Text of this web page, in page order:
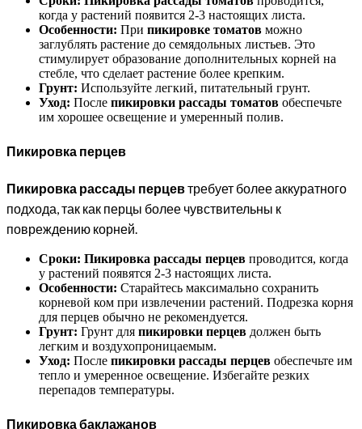
когда у растений появится 2-3 настоящих листа.
Особенности: При пикировке томатов можно
заглублять растение до семядольных листьев. Это
стимулирует образование дополнительных корней на
стебле, что сделает растение более крепким.
Грунт: Используйте легкий, питательный грунт.
Уход: После пикировки рассады томатов обеспечьте
им хорошее освещение и умеренный полив.
Пикировка перцев
Пикировка рассады перцевтребует более аккуратного
подхода, так как перцы более чувствительны к
повреждению корней.
Сроки: Пикировка рассады перцев проводится, когда
у растений появятся 2-3 настоящих листа.
Особенности: Старайтесь максимально сохранить
корневой ком при извлечении растений. Подрезка корня
для перцев обычно не рекомендуется.
Грунт: Грунт для пикировки перцев должен быть
легким и воздухопроницаемым.
Уход: После пикировки рассады перцев обеспечьте им
тепло и умеренное освещение. Избегайте резких
перепадов температуры.
Пикировка баклажанов